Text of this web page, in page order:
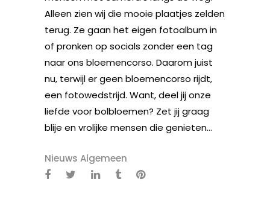
Alleen zien wij die mooie plaatjes zelden
terug. Ze gaan het eigen fotoalbum in
of pronken op socials zonder een tag
naar ons bloemencorso. Daarom juist
nu, terwijl er geen bloemencorso rijdt,
een fotowedstrijd. Want, deel jij onze
liefde voor bolbloemen? Zet jij graag
blije en vrolijke mensen die genieten...
Nieuws Algemeen